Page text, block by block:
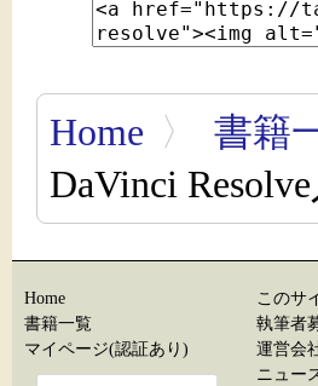
Home 〉 書籍
DaVinci
Home
書籍一覧
マイページ(認証あり)
このサ
執筆者
運営会
ニュー